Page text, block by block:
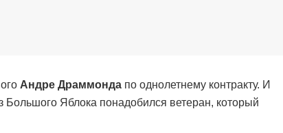
Андре Драммонда по однолетнему контракту. И
Большого Яблока понадобился ветеран, который